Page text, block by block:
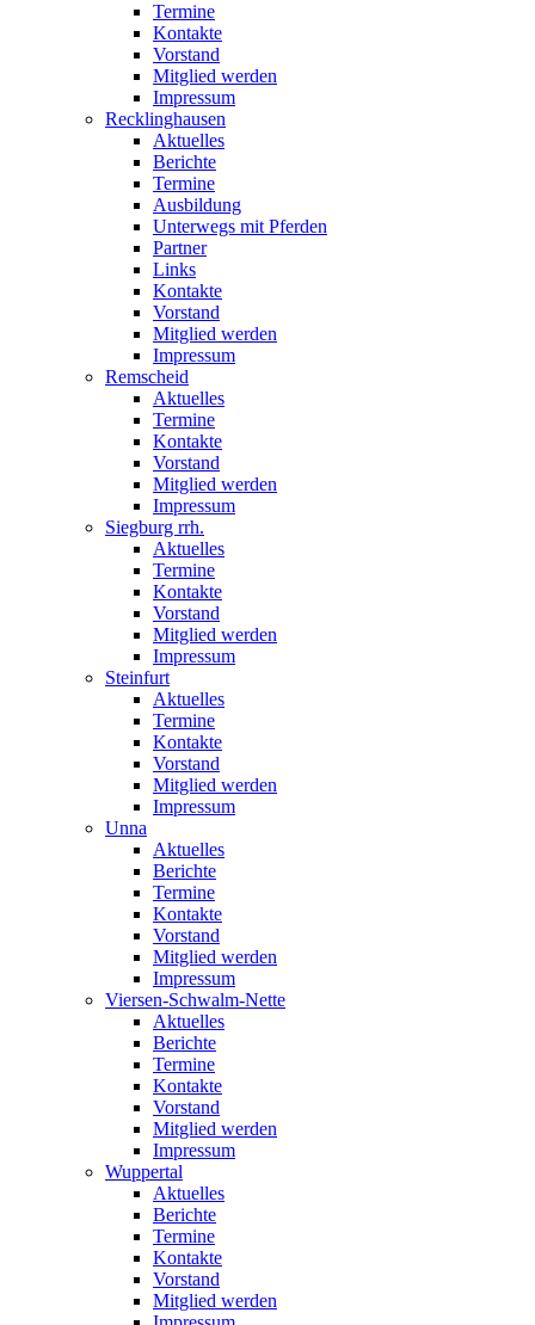
Termine
Kontakte
Vorstand
Mitglied werden
Impressum
Recklinghausen
Aktuelles
Berichte
Termine
Ausbildung
Unterwegs mit Pferden
Partner
Links
Kontakte
Vorstand
Mitglied werden
Impressum
Remscheid
Aktuelles
Termine
Kontakte
Vorstand
Mitglied werden
Impressum
Siegburg rrh.
Aktuelles
Termine
Kontakte
Vorstand
Mitglied werden
Impressum
Steinfurt
Aktuelles
Termine
Kontakte
Vorstand
Mitglied werden
Impressum
Unna
Aktuelles
Berichte
Termine
Kontakte
Vorstand
Mitglied werden
Impressum
Viersen-Schwalm-Nette
Aktuelles
Berichte
Termine
Kontakte
Vorstand
Mitglied werden
Impressum
Wuppertal
Aktuelles
Berichte
Termine
Kontakte
Vorstand
Mitglied werden